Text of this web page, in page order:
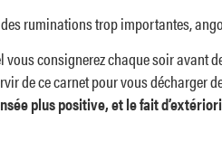
ruminations trop importantes,
vous consignerez chaque soir
de ce carnet pour vous
plus positive, et le fait